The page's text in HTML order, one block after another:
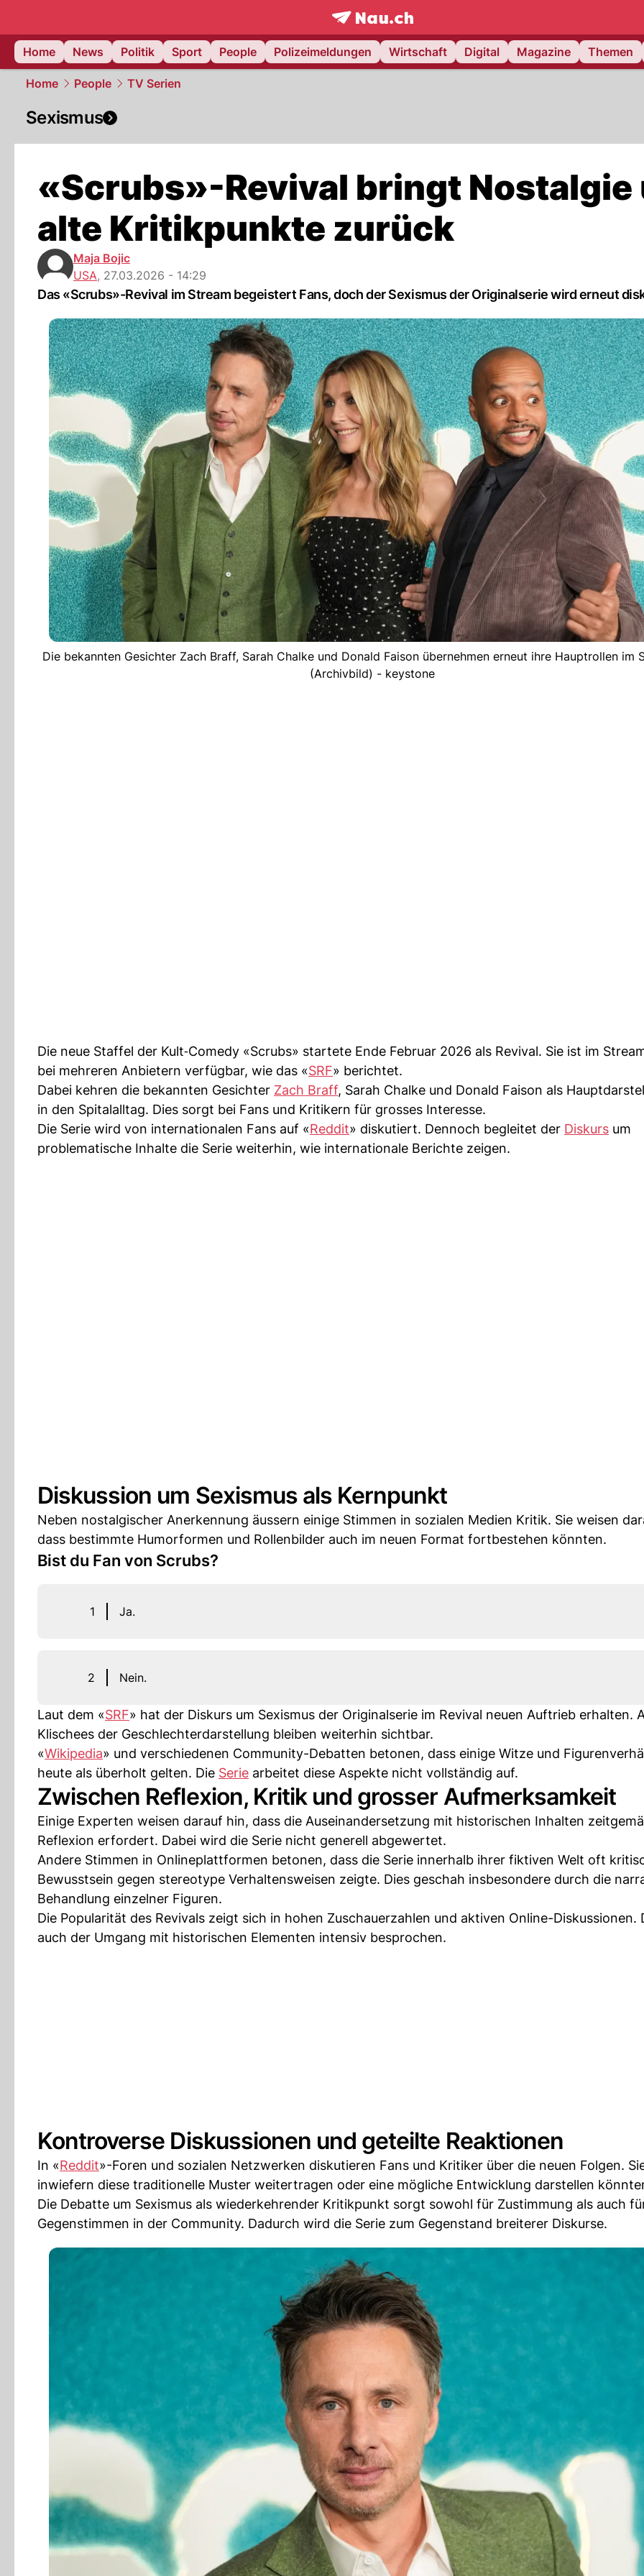
frontpage.NAU.ch
Home
News Politik Sport People Polizeimeldungen Wirtschaft Digital Magazine Themen
Home People TV Serien
Sexismus
«Scrubs»-Revival bringt Nostalgie
alte Kritikpunkte zurück
Maja Bojic
USA, 27.03.2026 - 14:29
Das «Scrubs»-Revival im Stream begeistert Fans, doch der Sexismus der Originalserie wird erneut
Die bekannten Gesichter Zach Braff, Sarah Chalke und Donald Faison übernehmen erneut ihre Hauptrollen im
(Archivbild) - keystone
Die neue Staffel der Kult‑Comedy «Scrubs» startete Ende Februar 2026 als Revival. Sie ist im
bei mehreren Anbietern verfügbar, wie das «SRF» berichtet.
Dabei kehren die bekannten Gesichter Zach Braff, Sarah Chalke und Donald Faison als
in den Spitalalltag. Dies sorgt bei Fans und Kritikern für grosses Interesse.
Die Serie wird von internationalen Fans auf «Reddit» diskutiert. Dennoch begleitet der Diskurs um
problematische Inhalte die Serie weiterhin, wie internationale Berichte zeigen.
Diskussion um Sexismus als Kernpunkt
Neben nostalgischer Anerkennung äussern einige Stimmen in sozialen Medien Kritik. Sie weisen
dass bestimmte Humorformen und Rollenbilder auch im neuen Format fortbestehen könnten.
Bist du Fan von Scrubs?
1 Ja.
2 Nein.
Laut dem «SRF» hat der Diskurs um Sexismus der Originalserie im Revival neuen Auftrieb erhalten.
Klischees der Geschlechterdarstellung bleiben weiterhin sichtbar.
«Wikipedia» und verschiedenen Community-Debatten betonen, dass einige Witze und
heute als überholt gelten. Die Serie arbeitet diese Aspekte nicht vollständig auf.
Zwischen Reflexion, Kritik und grosser Aufmerksamkeit
Einige Experten weisen darauf hin, dass die Auseinandersetzung mit historischen Inhalten
Reflexion erfordert. Dabei wird die Serie nicht generell abgewertet.
Andere Stimmen in Onlineplattformen betonen, dass die Serie innerhalb ihrer fiktiven Welt oft
Bewusstsein gegen stereotype Verhaltensweisen zeigte. Dies geschah insbesondere durch die
Behandlung einzelner Figuren.
Die Popularität des Revivals zeigt sich in hohen Zuschauerzahlen und aktiven Online-Diskussionen.
auch der Umgang mit historischen Elementen intensiv besprochen.
Kontroverse Diskussionen und geteilte Reaktionen
In «Reddit»-Foren und sozialen Netzwerken diskutieren Fans und Kritiker über die neuen Folgen.
inwiefern diese traditionelle Muster weitertragen oder eine mögliche Entwicklung darstellen
Die Debatte um Sexismus als wiederkehrender Kritikpunkt sorgt sowohl für Zustimmung als auch
Gegenstimmen in der Community. Dadurch wird die Serie zum Gegenstand breiterer Diskurse.